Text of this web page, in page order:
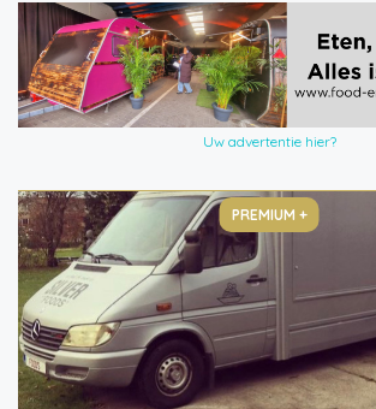
Uw advertentie hier?
PREMIUM +